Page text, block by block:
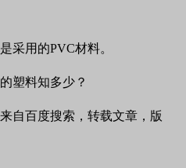
采用的PVC材料。
自百度搜索，转载文章，版